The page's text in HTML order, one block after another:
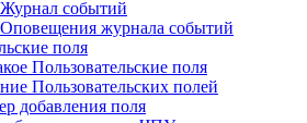
Журнал событий
Оповещения журнала событий
поля
Пользовательские поля
Пользовательских полей
добавления поля